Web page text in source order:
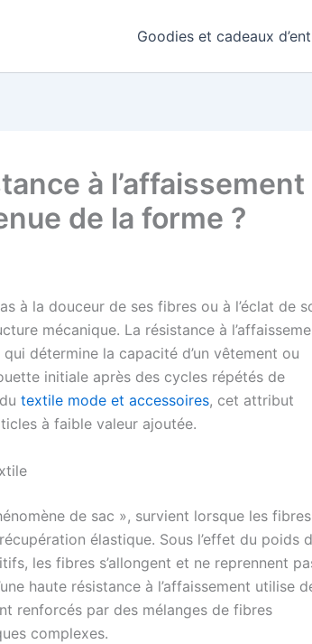
Goodies et cadeaux
à l’affaissement
de la forme ?
à la douceur de ses fibres ou à l’éclat de
mécanique. La résistance à
détermine la capacité d’un vêtement ou
initiale après des cycles répétés de
textile mode et accessoires, cet attribut
à faible valeur ajoutée.
de sac », survient lorsque les fibres
élastique. Sous l’effet du poids
les fibres s’allongent et ne reprennent
haute résistance à l’affaissement utilise
renforcés par des mélanges de fibres
complexes.